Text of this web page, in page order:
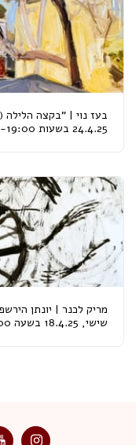
24.4.25 בשעות 22:00-19:00
מריק לכנר | יונתן
שישי, 18.4.25 בשעה 11:00